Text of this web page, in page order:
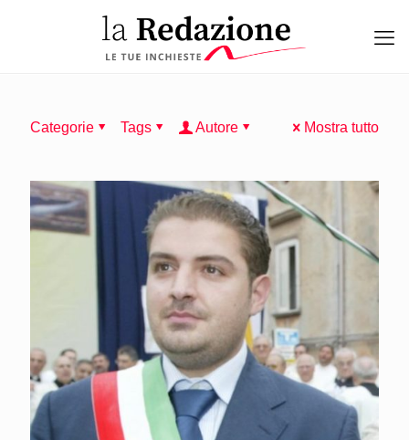
Categorie Tags Autore Mostra tutto